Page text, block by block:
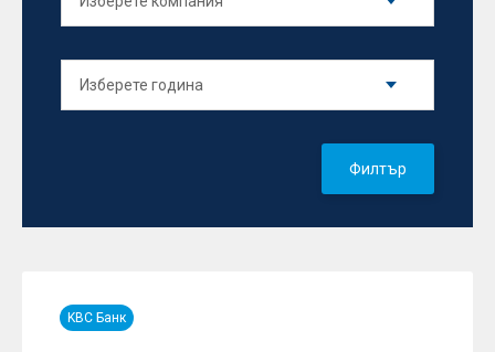
Филтър
KBC Банк